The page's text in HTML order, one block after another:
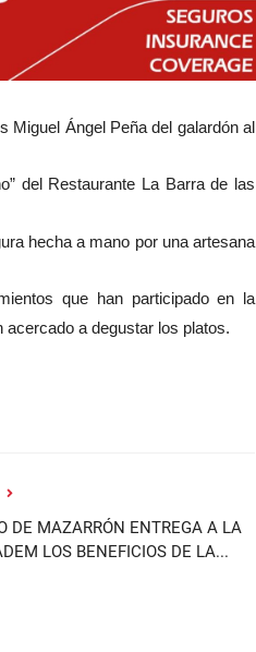
Miguel Ángel Peña del galardón al
del Restaurante La Barra de las
hecha a mano por una artesana
que han participado en la
a degustar los platos.
DE MAZARRÓN ENTREGA A LA
LOS BENEFICIOS DE LA...